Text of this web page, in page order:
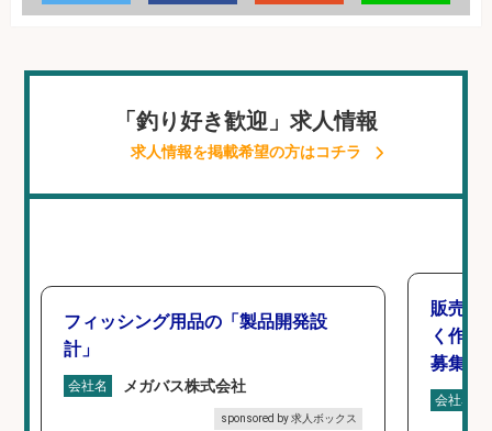
「釣り好き歓迎」求人情報
求人情報を掲載希望の方はコチラ
フィッシング用品の「製品開発設
計」
会社名 メガバス株式会社
sponsored by 求人ボックス
販売ス
く作業
募集/
会社名